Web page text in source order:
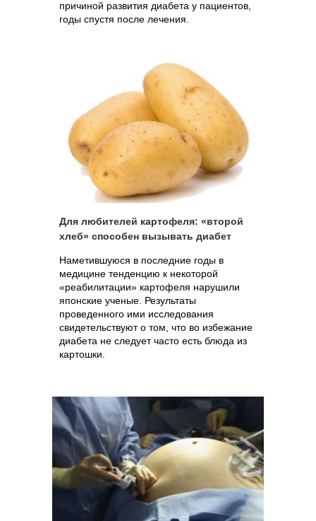
причиной развития диабета у пациентов,
годы спустя после лечения.
Для любителей картофеля: «второй
хлеб» способен вызывать диабет
Наметившуюся в последние годы в
медицине тенденцию к некоторой
«реабилитации» картофеля нарушили
японские ученые. Результаты
проведенного ими исследования
свидетельствуют о том, что во избежание
диабета не следует часто есть блюда из
картошки.